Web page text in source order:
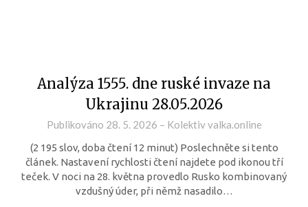
Analýza 1555. dne ruské invaze na
Ukrajinu 28.05.2026
Publikováno 28. 5. 2026 – Kolektiv valka.online
(2 195 slov, doba čtení 12 minut) Poslechněte si tento
článek. Nastavení rychlosti čtení najdete pod ikonou tří
teček. V noci na 28. května provedlo Rusko kombinovaný
vzdušný úder, při němž nasadilo…